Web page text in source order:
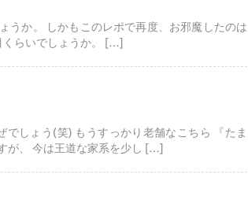
うか。 しかもこのレポで再度、お邪魔したのは
くらいでしょうか。 […]
しょう(笑) もうすっかり老舗なこちら 『たま
が、 今は王道な家系を少し […]